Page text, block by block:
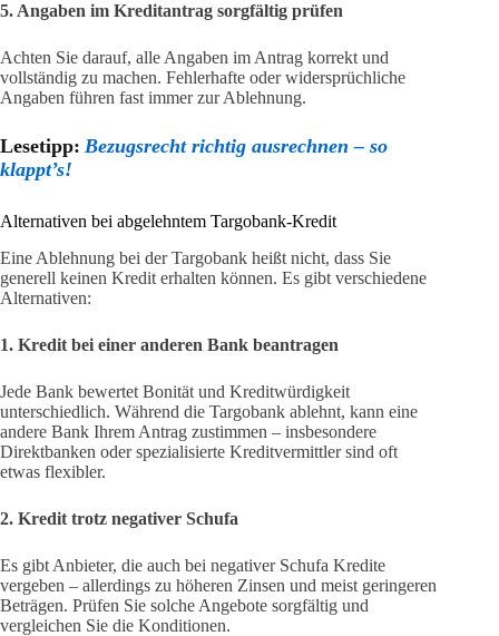
5. Angaben im Kreditantrag sorgfältig prüfen
Achten Sie darauf, alle Angaben im Antrag korrekt und
vollständig zu machen. Fehlerhafte oder widersprüchliche
Angaben führen fast immer zur Ablehnung.
Lesetipp: Bezugsrecht richtig ausrechnen – so
klappt’s!
Alternativen bei abgelehntem Targobank-Kredit
Eine Ablehnung bei der Targobank heißt nicht, dass Sie
generell keinen Kredit erhalten können. Es gibt verschiedene
Alternativen:
1. Kredit bei einer anderen Bank beantragen
Jede Bank bewertet Bonität und Kreditwürdigkeit
unterschiedlich. Während die Targobank ablehnt, kann eine
andere Bank Ihrem Antrag zustimmen – insbesondere
Direktbanken oder spezialisierte Kreditvermittler sind oft
etwas flexibler.
2. Kredit trotz negativer Schufa
Es gibt Anbieter, die auch bei negativer Schufa Kredite
vergeben – allerdings zu höheren Zinsen und meist geringeren
Beträgen. Prüfen Sie solche Angebote sorgfältig und
vergleichen Sie die Konditionen.